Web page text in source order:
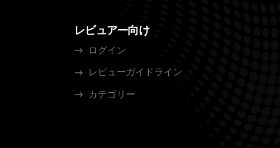
レビュアー向け
ログイン
レビューガイドライン
カテゴリー